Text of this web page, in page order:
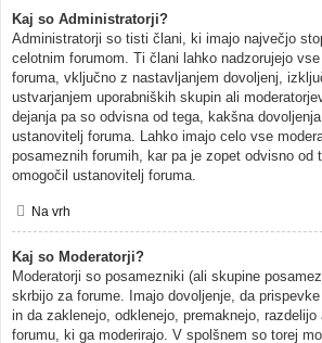
Kaj so Administratorji?
Administratorji so tisti člani, ki imajo največjo
celotnim forumom. Ti člani lahko nadzorujejo
foruma, vključno z nastavljanjem dovoljenj,
ustvarjanjem uporabniških skupin ali
dejanja pa so odvisna od tega, kakšna
ustanovitelj foruma. Lahko imajo celo vse
posameznih forumih, kar pa je zopet odvisno od
omogočil ustanovitelj foruma.
Na vrh
Kaj so Moderatorji?
Moderatorji so posamezniki (ali skupine
skrbijo za forume. Imajo dovoljenje, da
in da zaklenejo, odklenejo, premaknejo,
forumu, ki ga moderirajo. V spolšnem so torej